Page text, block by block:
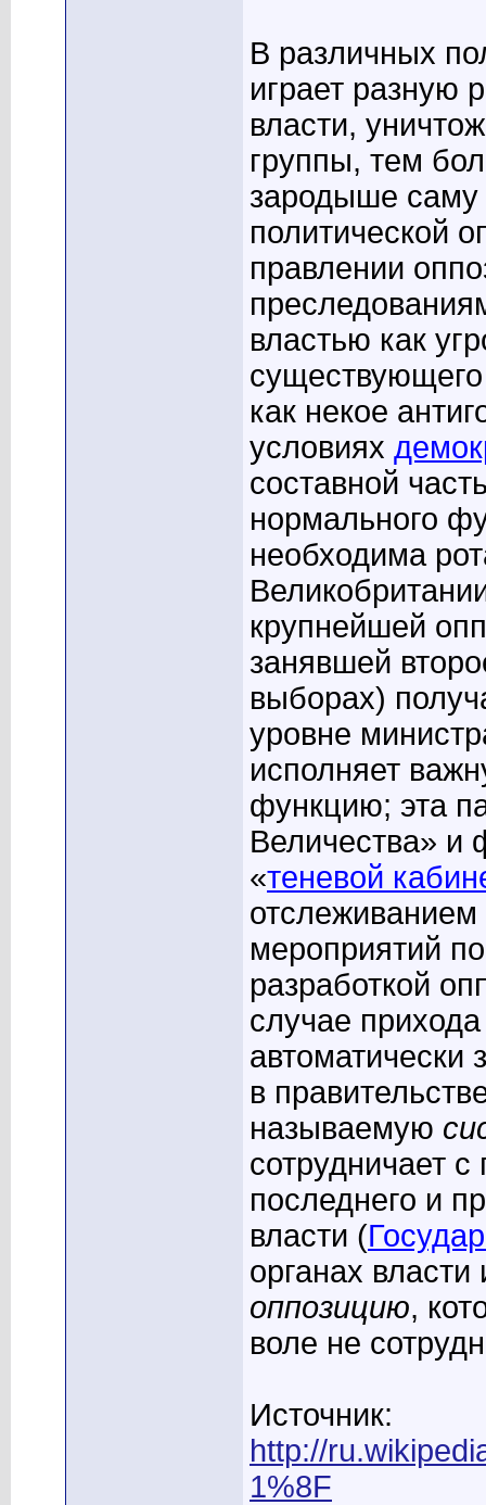
В различных
играет разную
власти,
группы, тем
зародыше саму
политической
правлении
властью как
как некое
условиях
составной
нормального
необходима
крупнейшей
занявшей
выборах)
уровне
исполняет
функцию; эта
Величества» и
«теневой
отслеживанием
мероприятий
разработкой
случае
автоматически
в
называемую
сотрудничает
последнего и
власти (
органах
оппозицию,
воле не
Источник:
http://
1%8F